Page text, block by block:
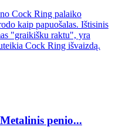
Cock Ring palaiko
kaip papuošalas. Ištisinis
"graikišku raktu", yra
Cock Ring išvaizdą.
penio...